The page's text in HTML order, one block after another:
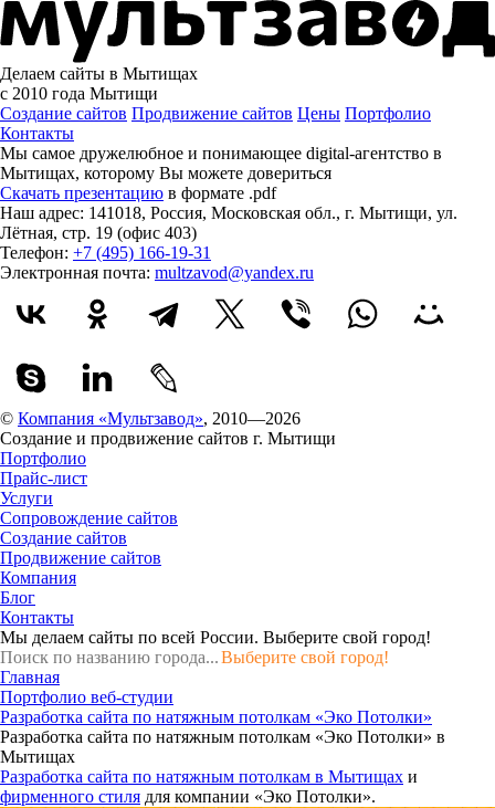
Делаем сайты в Мытищах
с 2010 года Мытищи
Создание сайтов Продвижение сайтов Цены Портфолио
Контакты
Мы самое дружелюбное и понимающее digital-агентство в
Мытищах, которому Вы можете довериться
Скачать презентацию в формате .pdf
Наш адрес: 141018, Россия, Московская обл., г. Мытищи, ул.
Лётная, стр. 19 (офис 403)
Телефон: +7 (495) 166-19-31
Электронная почта: multzavod@yandex.ru
© Компания «Мультзавод», 2010—2026
Создание и продвижение сайтов г. Мытищи
Портфолио
Прайс-лист
Услуги
Сопровождение сайтов
Создание сайтов
Продвижение сайтов
Компания
Блог
Контакты
Мы делаем сайты по всей России. Выберите свой город!
Выберите свой город!
Главная
Портфолио веб-студии
Разработка сайта по натяжным потолкам «Эко Потолки»
Разработка сайта по натяжным потолкам «Эко Потолки» в
Мытищах
Разработка сайта по натяжным потолкам в Мытищах и
фирменного стиля для компании «Эко Потолки».